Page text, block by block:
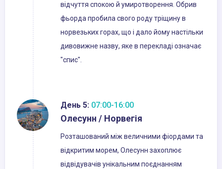
відчуття спокою й умиротворення. Обрив
фьорда пробила свого роду тріщину в
норвезьких горах, що і дало йому настільки
дивовижне назву, яке в перекладі означає
"спис".
День 5: 07:00-16:00
Олесунн / Норвегія
Розташований між величними фіордами та
відкритим морем, Олесунн захоплює
відвідувачів унікальним поєднанням